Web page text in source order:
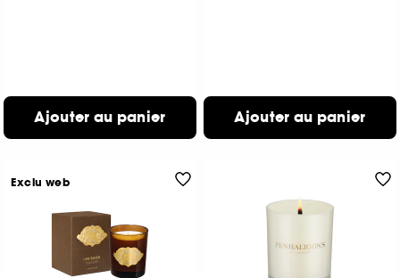
Ajouter au panier Ajouter au panier
Exclu web